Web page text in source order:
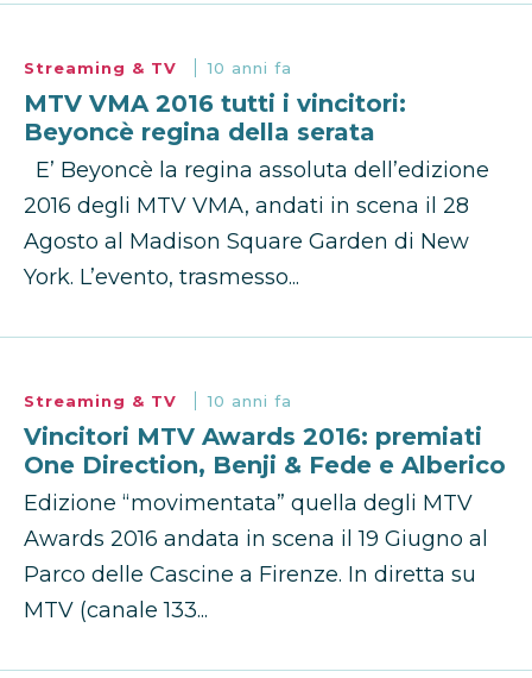
Streaming & TV 10 anni fa
MTV VMA 2016 tutti i vincitori:
Beyoncè regina della serata
E’ Beyoncè la regina assoluta dell’edizione
2016 degli MTV VMA, andati in scena il 28
Agosto al Madison Square Garden di New
York. L’evento, trasmesso...
Streaming & TV 10 anni fa
Vincitori MTV Awards 2016: premiati
One Direction, Benji & Fede e Alberico
Edizione “movimentata” quella degli MTV
Awards 2016 andata in scena il 19 Giugno al
Parco delle Cascine a Firenze. In diretta su
MTV (canale 133...